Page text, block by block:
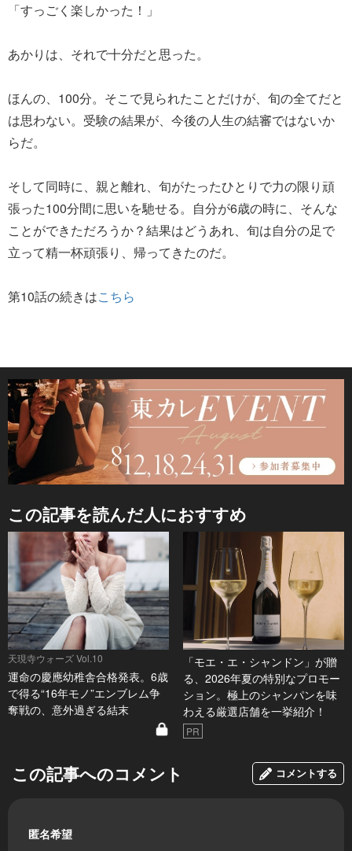
「すっごく楽しかった！」
あかりは、それで十分だと思った。
ほんの、100分。そこで見られたことだけが、旬の全てだと
は思わない。受験の結果が、今後の人生の結審ではないか
らだ。
そして同時に、親と離れ、旬がたったひとりで力の限り頑
張った100分間に思いを馳せる。自分が6歳の時に、そんな
ことができただろうか？結果はどうあれ、旬は自分の足で
立って精一杯頑張り、帰ってきたのだ。
第10話の続きはこちら
この記事を読んだ人におすすめ
天現寺ウォーズ Vol.10
運命の慶應幼稚舎合格発表。6歳
で得る“16年モノ”エンブレム争
奪戦の、意外過ぎる結末
「モエ・エ・シャンドン」が贈
る、2026年夏の特別なプロモー
ション。極上のシャンパンを味
わえる厳選店舗を一挙紹介！
PR
この記事へのコメント コメントする
匿名希望